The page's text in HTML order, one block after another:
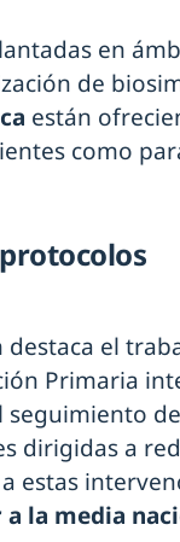
en
de
están
como
destaca el
Primaria
seguimiento de
dirigidas a
estas
la media